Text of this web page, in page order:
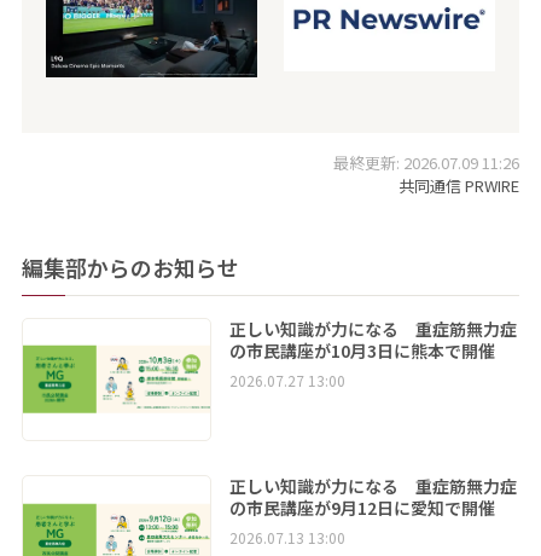
最終更新: 2026.07.09 11:26
共同通信 PRWIRE
編集部からのお知らせ
正しい知識が力になる 重症筋無力症
の市民講座が10月3日に熊本で開催
2026.07.27 13:00
正しい知識が力になる 重症筋無力症
の市民講座が9月12日に愛知で開催
2026.07.13 13:00